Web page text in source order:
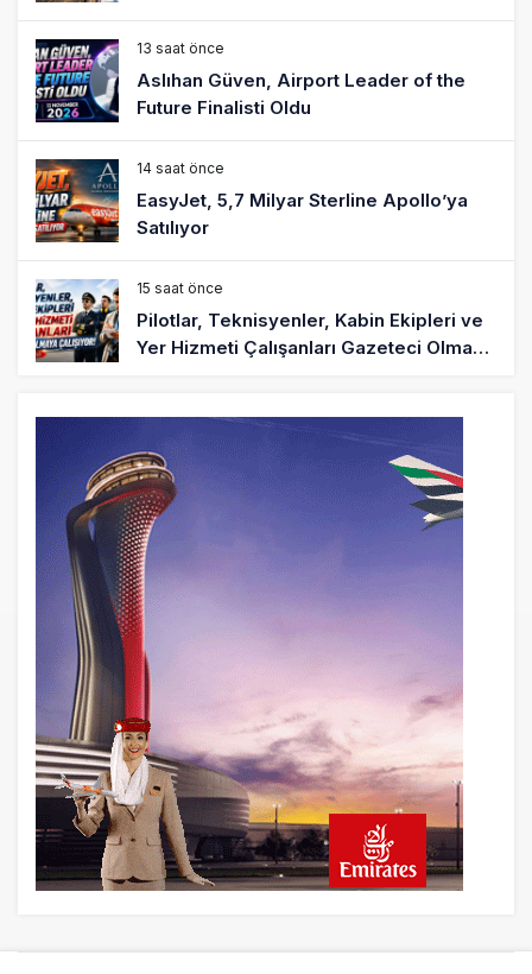
13 saat önce
Aslıhan Güven, Airport Leader of the
Future Finalisti Oldu
14 saat önce
EasyJet, 5,7 Milyar Sterline Apollo’ya
Satılıyor
15 saat önce
Pilotlar, Teknisyenler, Kabin Ekipleri ve
Yer Hizmeti Çalışanları Gazeteci Olmaya
BookingAgora’dan Dubai’ye iki FAM Trip
19 saat önce
AJet Uçuşlarıyla Rus Turist İçin Yeni
Türkiye Rotası
20 saat önce
Airbus Temmuz bilançosunu açıkladı:
204 yeni sipariş
21 saat önce
İstanbul uçağına polis köpeklerle girdi: 3
yolcu indirildi
21 saat önce